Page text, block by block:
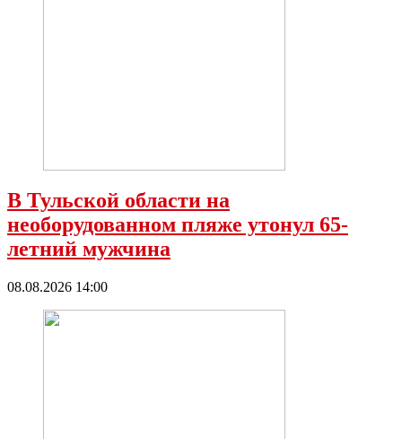
В Тульской области на
необорудованном пляже утонул 65-
летний мужчина
08.08.2026 14:00